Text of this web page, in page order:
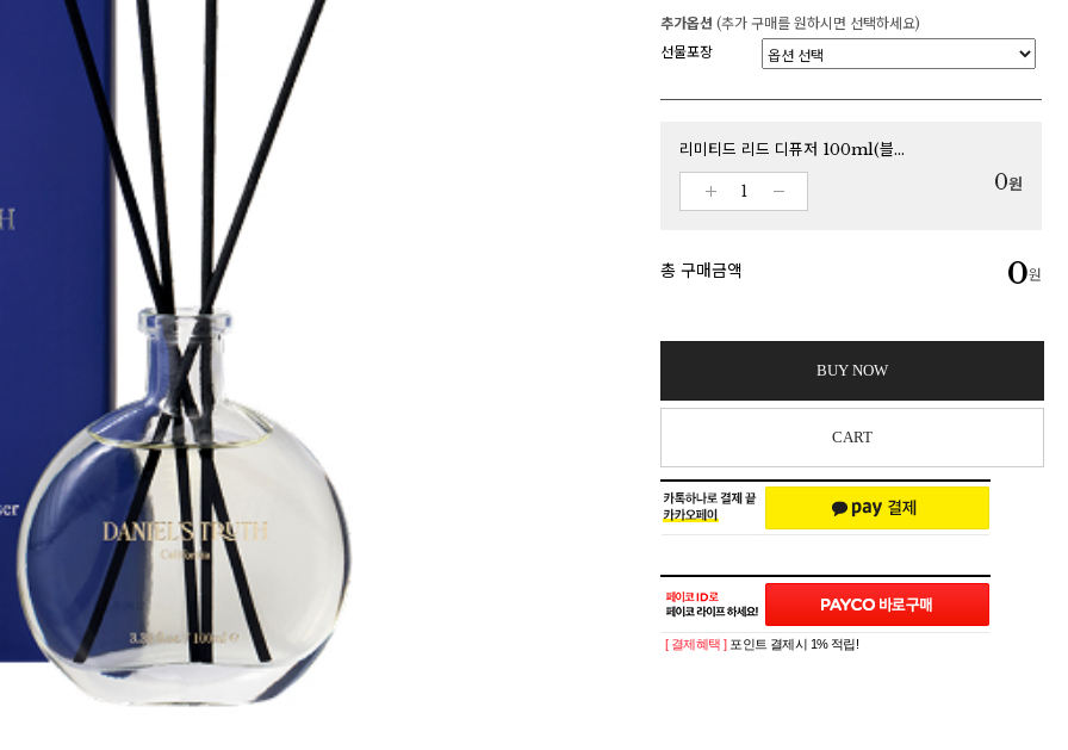
추가옵션 (추가 구매를 원하시면 선택하세요)
선물포장
리미티드 리드 디퓨저 100ml(블루 다니엘 No.2)
0원
총 구매금액 0원
BUY NOW
CART
[ 결제혜택 ] 포인트 결제시 1% 적립!